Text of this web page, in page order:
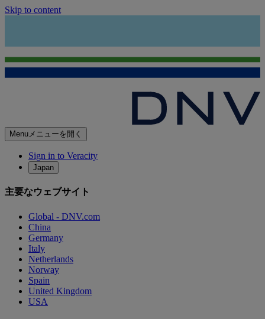
Skip to content
Menuメニューを開く
Sign in to Veracity
Japan
主要なウェブサイト
Global - DNV.com
China
Germany
Italy
Netherlands
Norway
Spain
United Kingdom
USA